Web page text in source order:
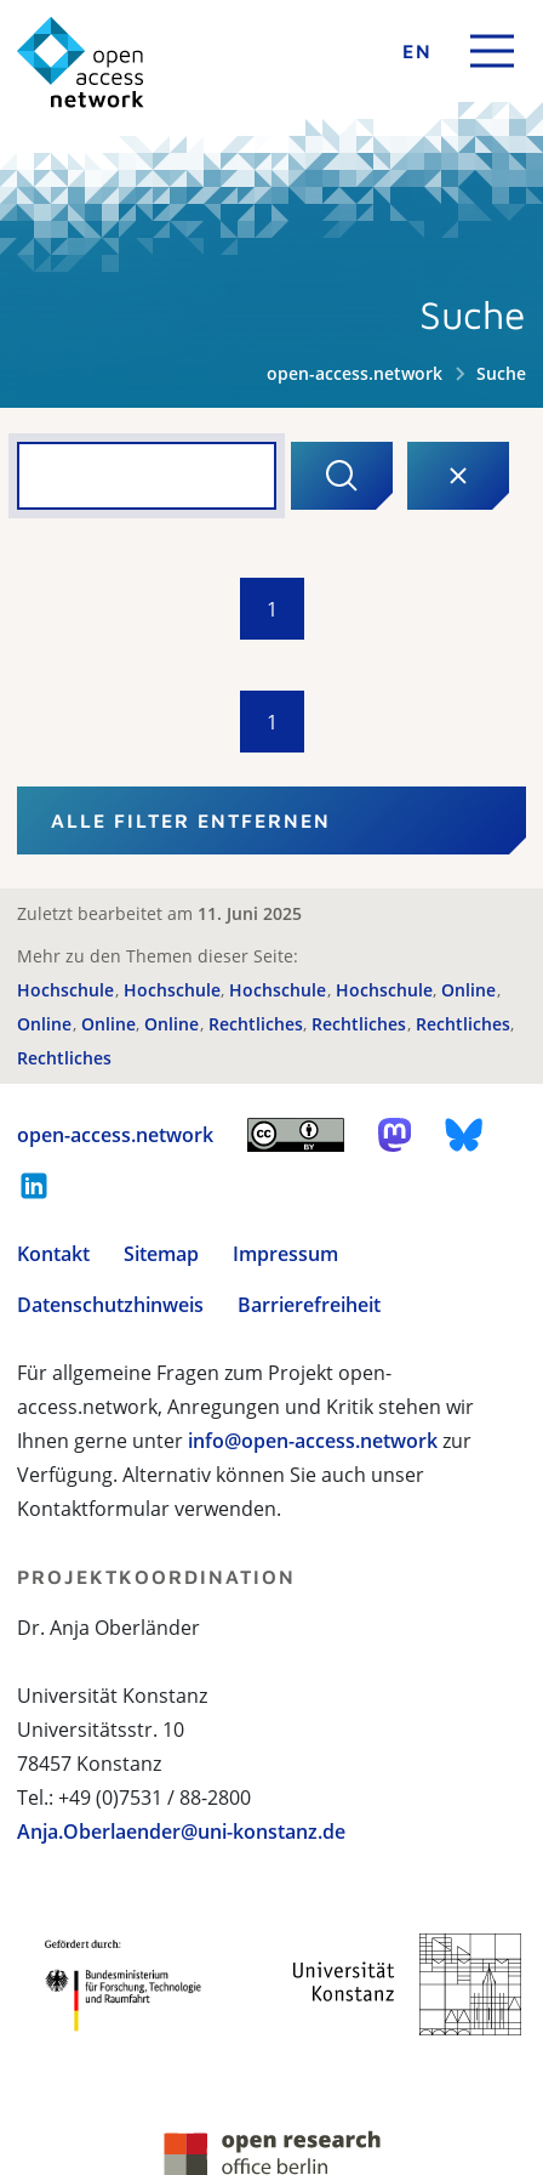
EN
Suche
open-access.network Suche
1
1
ALLE FILTER ENTFERNEN
Zuletzt bearbeitet am 11. Juni 2025
Mehr zu den Themen dieser Seite:
Hochschule Hochschule Hochschule Hochschule Online
Online Online Online Rechtliches Rechtliches Rechtliches
Rechtliches
open-access.network
Kontakt Sitemap
Impressum
Datenschutzhinweis
Barrierefreiheit
Für allgemeine Fragen zum Projekt open-
access.network, Anregungen und Kritik stehen wir
Ihnen gerne unter info@open-access.networkzur
Verfügung. Alternativ können Sie auch unser
Kontaktformular verwenden.
PROJEKTKOORDINATION
Dr. Anja Oberländer
Universität Konstanz
Universitätsstr. 10
78457 Konstanz
Tel.: +49 (0)7531 / 88-2800
Anja.Oberlaender@uni-konstanz.de